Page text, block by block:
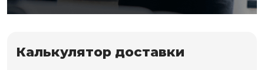
Калькулятор доставки